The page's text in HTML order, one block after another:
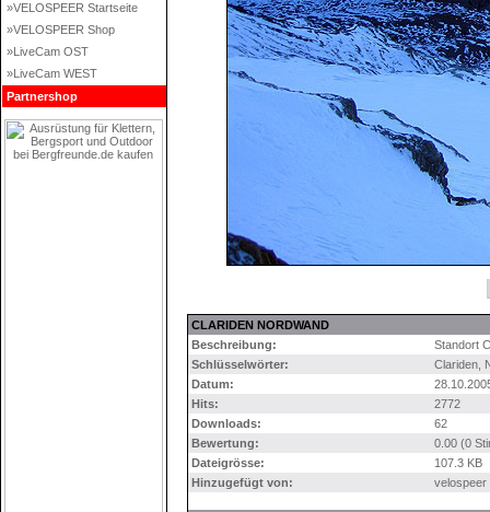
»VELOSPEER Startseite
»VELOSPEER Shop
»LiveCam OST
»LiveCam WEST
Partnershop
CLARIDEN NORDWAND
Beschreibung:
Standort
Schlüsselwörter:
Clariden
Datum:
Hits:
2772
Downloads:
62
Bewertung:
0.00 (0
Dateigrösse:
107.3 KB
Hinzugefügt von:
velospeer